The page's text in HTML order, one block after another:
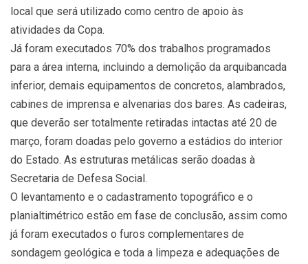
local que será utilizado como centro de apoio às
atividades da Copa.
Já foram executados 70% dos trabalhos programados
para a área interna, incluindo a demolição da arquibancada
inferior, demais equipamentos de concretos, alambrados,
cabines de imprensa e alvenarias dos bares. As cadeiras,
que deverão ser totalmente retiradas intactas até 20 de
março, foram doadas pelo governo a estádios do interior
do Estado. As estruturas metálicas serão doadas à
Secretaria de Defesa Social.
O levantamento e o cadastramento topográfico e o
planialtimétrico estão em fase de conclusão, assim como
já foram executados o furos complementares de
sondagem geológica e toda a limpeza e adequações de